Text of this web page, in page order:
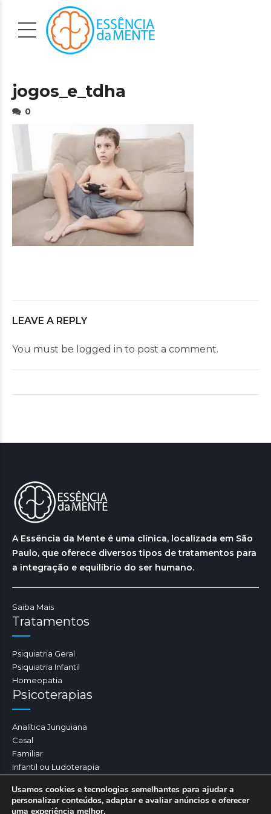
jogos_e_tdha
0
LEAVE A REPLY
You must be logged in to post a comment.
A Essência da Mente é uma clínica, localizada em São
Paulo, que oferece diversos tipos de tratamentos para
a integração e equilíbrio do ser humano.
Saiba Mais
Tratamentos
Psiquiatria Geral
Psiquiatria Infantil
Homeopatia
Psicoterapias
Analítica Junguiana
Casal
Familiar
Infantil ou Ludoterapia
Usamos cookies e tecnologias semelhantes para ajudar a
personalizar conteúdos, adaptar e avaliar anúncios e oferecer
uma experiência melhor.